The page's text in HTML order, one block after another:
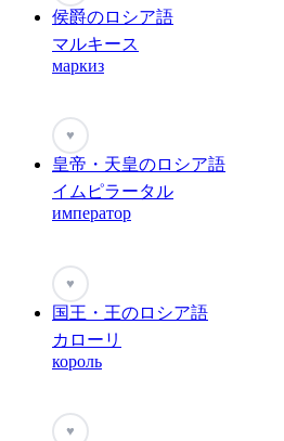
侯爵のロシア語
マルキース
маркиз
♥
皇帝・天皇のロシア語
イムピラータル
император
♥
国王・王のロシア語
カローリ
король
♥